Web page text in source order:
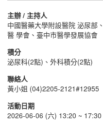
主辦 / 主持人
中國醫藥大學附設醫院 泌尿部
醫 學會、臺中市醫學發展協會
積分
泌尿科(2點)、外科積分(2點)
聯絡人
黃小姐 (04)2205-2121#12955
活動日期
2026-06-06 (六) 13:20 ~ 17:30